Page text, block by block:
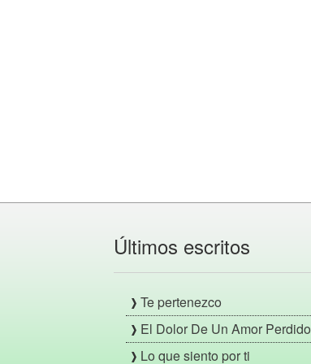
Últimos escritos
Te pertenezco
El Dolor De Un Amor Perdido
Lo que siento por ti